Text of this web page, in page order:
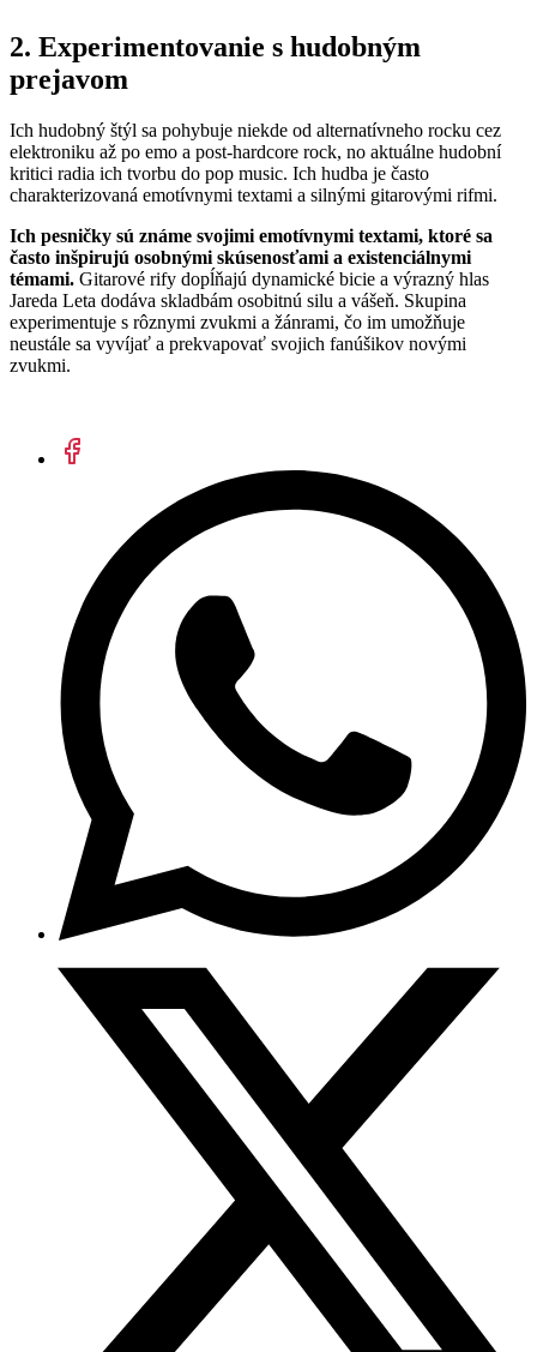
2. Experimentovanie s hudobným
prejavom
Ich hudobný štýl sa pohybuje niekde od alternatívneho rocku cez
elektroniku až po emo a post-hardcore rock, no aktuálne hudobní
kritici radia ich tvorbu do pop music. Ich hudba je často
charakterizovaná emotívnymi textami a silnými gitarovými rifmi.
Ich pesničky sú známe svojimi emotívnymi textami, ktoré sa
často inšpirujú osobnými skúsenosťami a existenciálnymi
témami. Gitarové rify dopĺňajú dynamické bicie a výrazný hlas
Jareda Leta dodáva skladbám osobitnú silu a vášeň. Skupina
experimentuje s rôznymi zvukmi a žánrami, čo im umožňuje
neustále sa vyvíjať a prekvapovať svojich fanúšikov novými
zvukmi.